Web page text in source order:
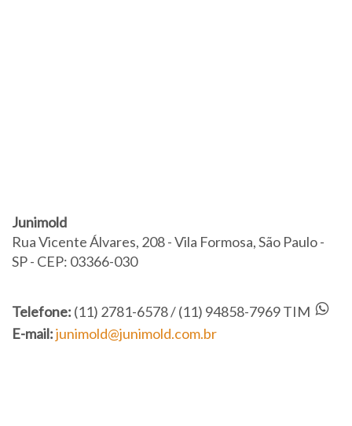
Junimold
Rua Vicente Álvares, 208 - Vila Formosa, São Paulo -
SP - CEP: 03366-030
Telefone: (11) 2781-6578 / (11) 94858-7969 TIM
E-mail:junimold@junimold.com.br